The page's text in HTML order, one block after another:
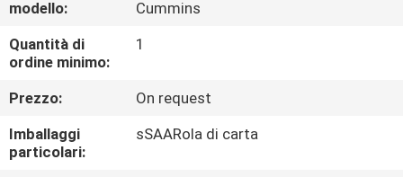
FABBRICA
CONTROLLO
DI
QUALITÀ
modello:
Cummins
Quantità di
ordine minimo:
1
Prezzo:
On request
Imballaggi
particolari:
sSAARola di carta